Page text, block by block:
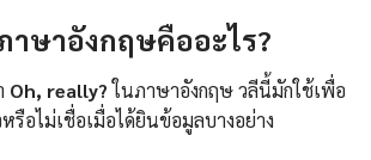
าษาอังกฤษคืออะไร?
Oh, really?ในภาษาอังกฤษ วลีนี้มักใช้เพื่อ
รือไม่เชื่อเมื่อได้ยินข้อมูลบางอย่าง